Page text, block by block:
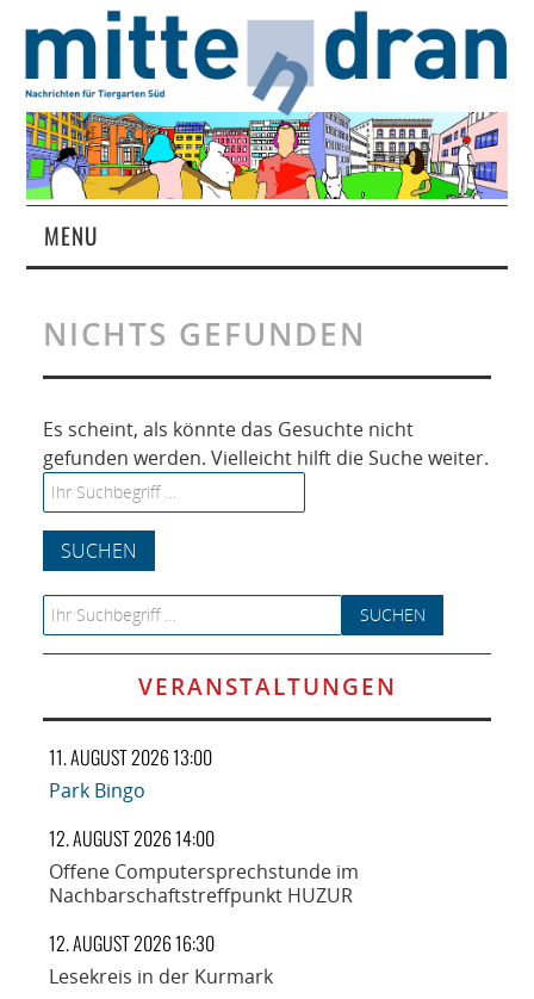
MENU
MAGAZIN
ÜBER UNS
RUBRIKEN
NETZWERK
SPONSORING
KONTAKT
NICHTS GEFUNDEN
Es scheint, als könnte das Gesuchte nicht
gefunden werden. Vielleicht hilft die Suche weiter.
Search for:
Search for:
VERANSTALTUNGEN
11. AUGUST 2026 13:00
Park Bingo
12. AUGUST 2026 14:00
Offene Computersprechstunde im
Nachbarschaftstreffpunkt HUZUR
12. AUGUST 2026 16:30
Lesekreis in der Kurmark